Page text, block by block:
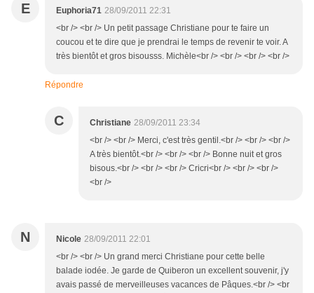
E Euphoria71 28/09/2011 22:31
<br /> <br /> Un petit passage Christiane pour te faire un
coucou et te dire que je prendrai le temps de revenir te voir. A
très bientôt et gros bisousss. Michèle<br /> <br /> <br /> <br />
Répondre
C Christiane 28/09/2011 23:34
<br /> <br /> Merci, c'est très gentil.<br /> <br /> <br />
A très bientôt.<br /> <br /> <br /> Bonne nuit et gros
bisous.<br /> <br /> <br /> Cricri<br /> <br /> <br />
<br />
N Nicole 28/09/2011 22:01
<br /> <br /> Un grand merci Christiane pour cette belle
balade iodée. Je garde de Quiberon un excellent souvenir, j'y
avais passé de merveilleuses vacances de Pâques.<br /> <br